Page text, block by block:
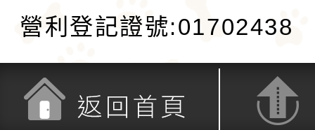
營利登記證號:01702438